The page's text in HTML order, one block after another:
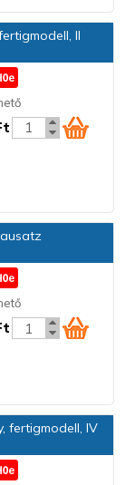
II
fertigmodell, IV